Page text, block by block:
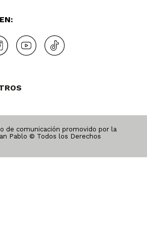
de comunicación promovido por la
Pablo © Todos los Derechos